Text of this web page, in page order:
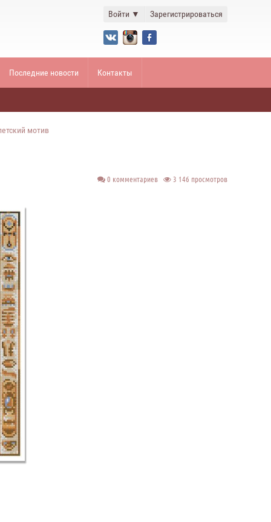
Войти ▼ Зарегистрироваться
Последние новости Контакты
мотив
0 комментариев 3 146 просмотров